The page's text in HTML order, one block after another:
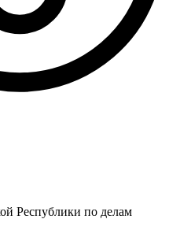
Республики по делам